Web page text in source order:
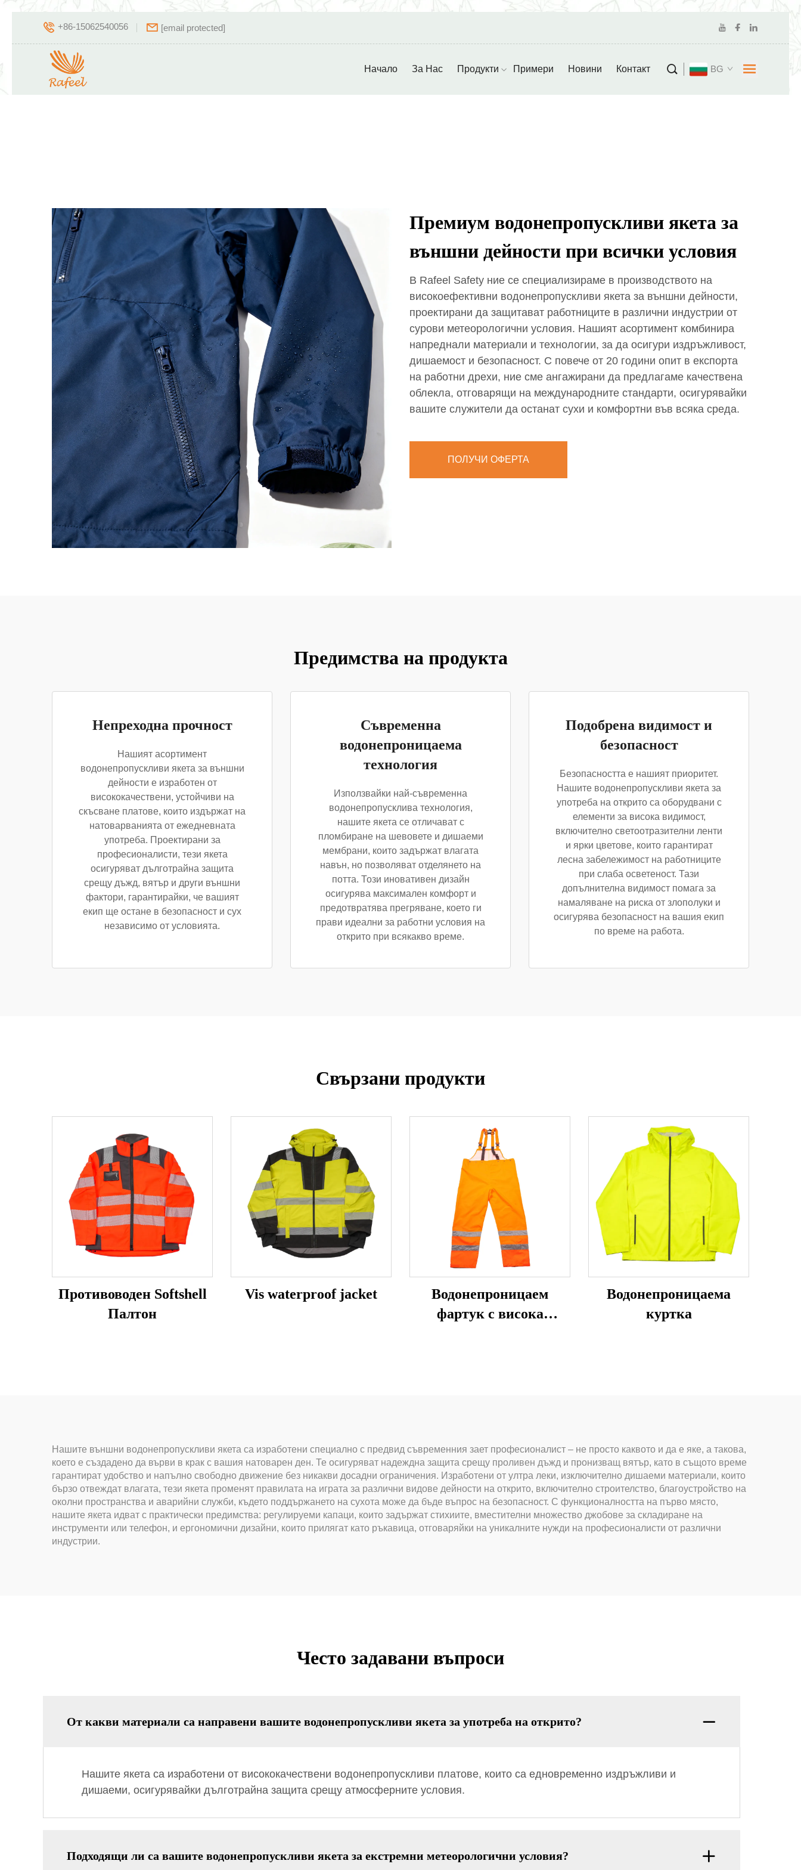
+86-15062540056 [email protected]
Начало За Нас Продукти Примери Новини Контакт BG
Премиум водонепропускливи якета за
външни дейности при всички условия
В Rafeel Safety ние се специализираме в производството на
високоефективни водонепропускливи якета за външни дейности,
проектирани да защитават работниците в различни индустрии от
сурови метеорологични условия. Нашият асортимент комбинира
напреднали материали и технологии, за да осигури издръжливост,
дишаемост и безопасност. С повече от 20 години опит в експорта
на работни дрехи, ние сме ангажирани да предлагаме качествена
облекла, отговарящи на международните стандарти, осигурявайки
вашите служители да останат сухи и комфортни във всяка среда.
ПОЛУЧИ ОФЕРТА
Предимства на продукта
Непреходна прочност
Нашият асортимент
водонепропускливи якета за външни
дейности е изработен от
висококачествени, устойчиви на
скъсване платове, които издържат на
натоварванията от ежедневната
употреба. Проектирани за
професионалисти, тези якета
осигуряват дълготрайна защита
срещу дъжд, вятър и други външни
фактори, гарантирайки, че вашият
екип ще остане в безопасност и сух
независимо от условията.
Съвременна
водонепроницаема
технология
Използвайки най-съвременна
водонепропусклива технология,
нашите якета се отличават с
пломбиране на шевовете и дишаеми
мембрани, които задържат влагата
навън, но позволяват отделянето на
потта. Този иновативен дизайн
осигурява максимален комфорт и
предотвратява прегряване, което ги
прави идеални за работни условия на
открито при всякакво време.
Подобрена видимост и
безопасност
Безопасността е нашият приоритет.
Нашите водонепропускливи якета за
употреба на открито са оборудвани с
елементи за висока видимост,
включително светоотразителни ленти
и ярки цветове, които гарантират
лесна забележимост на работниците
при слаба осветеност. Тази
допълнителна видимост помага за
намаляване на риска от злополуки и
осигурява безопасност на вашия екип
по време на работа.
Свързани продукти
Противоводен Softshell
Палтон
Vis waterproof jacket
Водонепроницаем
фартук с висока
Водонепроницаема
куртка
Нашите външни водонепропускливи якета са изработени специално с предвид съвременния зает професионалист – не просто каквото и да е яке, а такова,
което е създадено да върви в крак с вашия натоварен ден. Те осигуряват надеждна защита срещу проливен дъжд и пронизващ вятър, като в същото време
гарантират удобство и напълно свободно движение без никакви досадни ограничения. Изработени от ултра леки, изключително дишаеми материали, които
бързо отвеждат влагата, тези якета променят правилата на играта за различни видове дейности на открито, включително строителство, благоустройство на
околни пространства и аварийни служби, където поддържането на сухота може да бъде въпрос на безопасност. С функционалността на първо място,
нашите якета идват с практически предимства: регулируеми капаци, които задържат стихиите, вместителни множество джобове за складиране на
инструменти или телефон, и ергономични дизайни, които прилягат като ръкавица, отговаряйки на уникалните нужди на професионалисти от различни
индустрии.
Често задавани въпроси
От какви материали са направени вашите водонепропускливи якета за употреба на открито?
Нашите якета са изработени от висококачествени водонепропускливи платове, които са едновременно издръжливи и
дишаеми, осигурявайки дълготрайна защита срещу атмосферните условия.
Подходящи ли са вашите водонепропускливи якета за екстремни метеорологични условия?